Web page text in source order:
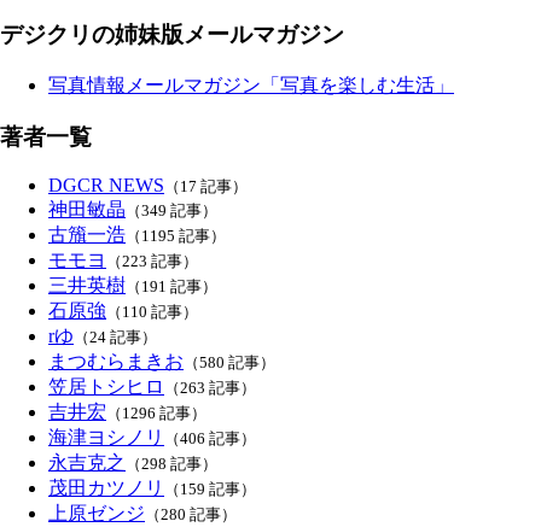
デジクリの姉妹版メールマガジン
写真情報メールマガジン「写真を楽しむ生活」
著者一覧
DGCR NEWS （17 記事）
神田敏晶 （349 記事）
古籏一浩 （1195 記事）
モモヨ （223 記事）
三井英樹 （191 記事）
石原強 （110 記事）
rゆ （24 記事）
まつむらまきお （580 記事）
笠居トシヒロ （263 記事）
吉井宏 （1296 記事）
海津ヨシノリ （406 記事）
永吉克之 （298 記事）
茂田カツノリ （159 記事）
上原ゼンジ （280 記事）